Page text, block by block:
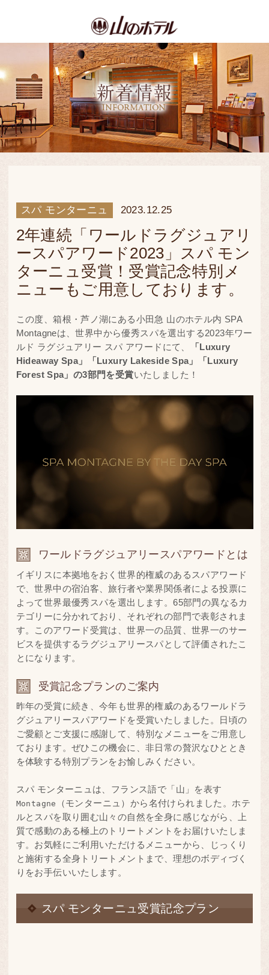
スパ モンターニュ 2023.12.25
2年連続「ワールドラグジュアリ
ースパアワード2023」スパ モン
ターニュ受賞！受賞記念特別メ
ニューもご用意しております。
この度、箱根・芦ノ湖にある小田急 山のホテル内 SPA
Montagneは、世界中から優秀スパを選出する2023年ワー
ルド ラグジュアリー スパ アワードにて、
「Luxury
Hideaway Spa」「Luxury Lakeside Spa」「Luxury
Forest Spa」の3部門を受賞いたしました！
ワールドラグジュアリースパアワードとは
イギリスに本拠地をおく世界的権威のあるスパアワード
で、世界中の宿泊客、旅行者や業界関係者による投票に
よって世界最優秀スパを選出します。65部門の異なるカ
テゴリーに分かれており、それぞれの部門で表彰されま
す。このアワード受賞は、世界一の品質、世界一のサー
ビスを提供するラグジュアリースパとして評価されたこ
とになります。
受賞記念プランのご案内
昨年の受賞に続き、今年も世界的権威のあるワールドラ
グジュアリースパアワードを受賞いたしました。日頃の
ご愛顧とご支援に感謝して、特別なメニューをご用意し
ております。ぜひこの機会に、非日常の贅沢なひととき
を体験する特別プランをお愉しみください。
スパ モンターニュは、フランス語で「山」を表す
Montagne
（モンターニュ）から名付けられました。ホテ
ルとスパを取り囲む山々の自然を全身に感じながら、上
質で感動のある極上のトリートメントをお届けいたしま
す。お気軽にご利用いただけるメニューから、じっくり
と施術する全身トリートメントまで、理想のボディづく
りをお手伝いいたします。
スパ モンターニュ受賞記念プラン